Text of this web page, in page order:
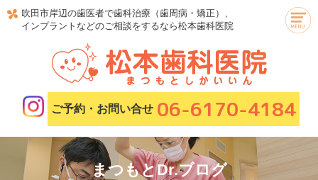
吹田市岸辺の歯医者で歯科治療（歯周病・矯正）、
インプラントなどのご相談をするなら松本歯科医院
ご予約・お問い合せ 06-6170-4184
まつもとDr.ブログ